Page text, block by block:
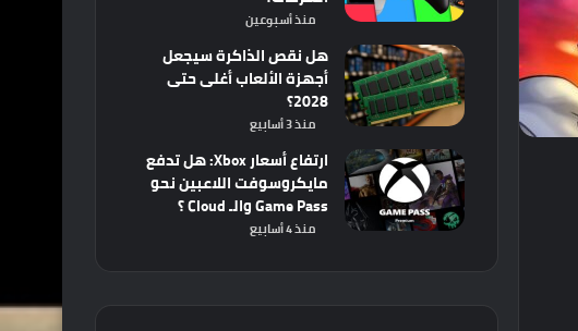
منذ أسبوعين
هل نقص الذاكرة سيجعل
أجهزة الألعاب أغلى حتى
2028؟
منذ 3 أسابيع
ارتفاع أسعار Xbox: هل تدفع
مايكروسوفت اللاعبين نحو
Game Pass والـ Cloud ؟
منذ 4 أسابيع